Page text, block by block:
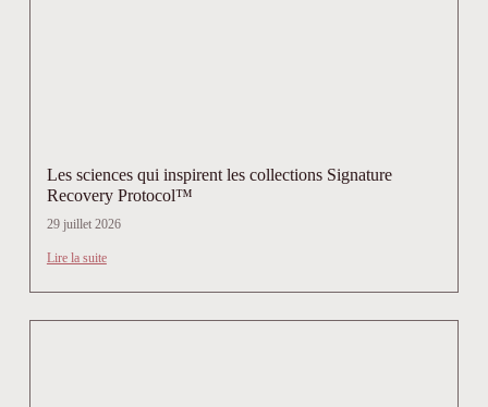
Les sciences qui inspirent les collections Signature
Recovery Protocol™
29 juillet 2026
Lire la suite